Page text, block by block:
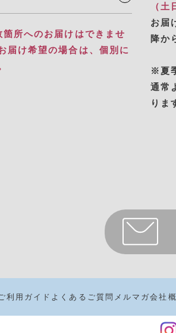
所へのお届けはできませ
届け希望の場合は、個別に
（
お届
降か
※夏
通常
りま
ご利用ガイド よくあるご質問 メルマガ会社